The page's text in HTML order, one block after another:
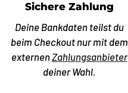
Sichere Zahlung
Deine Bankdaten teilst du
beim Checkout nur mit dem
externenZahlungsanbieter
deiner Wahl.